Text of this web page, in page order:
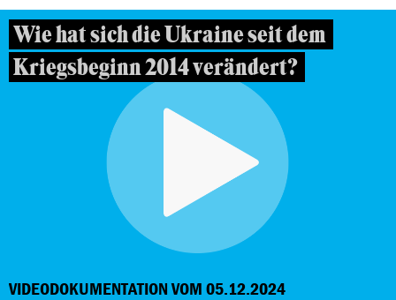
Wie hat sich die Ukraine seit dem
Kriegsbeginn 2014 verändert?
VIDEODOKUMENTATION VOM 05.12.2024